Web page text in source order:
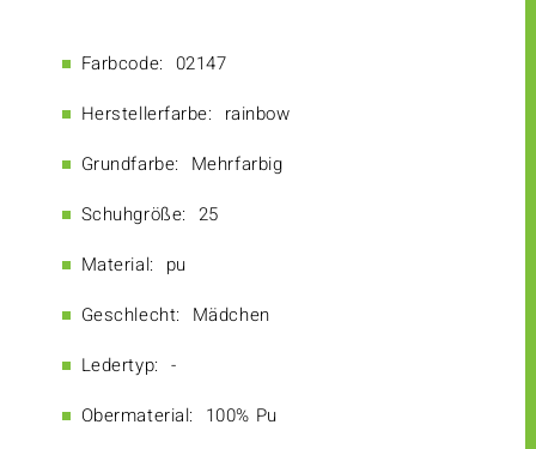
Farbcode: 02147
Herstellerfarbe: rainbow
Grundfarbe: Mehrfarbig
Schuhgröße: 25
Material: pu
Geschlecht: Mädchen
Ledertyp: -
Obermaterial: 100% Pu